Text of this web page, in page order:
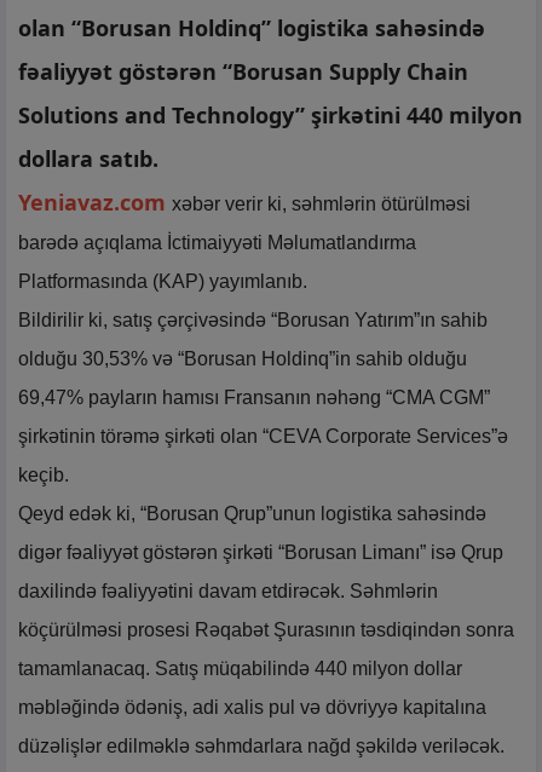
olan “Borusan Holdinq” logistika sahəsində
fəaliyyət göstərən “Borusan Supply Chain
Solutions and Technology” şirkətini 440 milyon
dollara satıb.
Yeniavaz.com xəbər verir ki, səhmlərin ötürülməsi
barədə açıqlama İctimaiyyəti Məlumatlandırma
Platformasında (KAP) yayımlanıb.
Bildirilir ki, satış çərçivəsində “Borusan Yatırım”ın sahib
olduğu 30,53% və “Borusan Holdinq”in sahib olduğu
69,47% payların hamısı Fransanın nəhəng “CMA CGM”
şirkətinin törəmə şirkəti olan “CEVA Corporate Services”ə
keçib.
Qeyd edək ki, “Borusan Qrup”unun logistika sahəsində
digər fəaliyyət göstərən şirkəti “Borusan Limanı” isə Qrup
daxilində fəaliyyətini davam etdirəcək. Səhmlərin
köçürülməsi prosesi Rəqabət Şurasının təsdiqindən sonra
tamamlanacaq. Satış müqabilində 440 milyon dollar
məbləğində ödəniş, adi xalis pul və dövriyyə kapitalına
düzəlişlər edilməklə səhmdarlara nağd şəkildə veriləcək.